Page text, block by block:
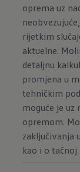
oprema uz
rijetkim
aktuelne.
detaljnu
promjena u
tehničkim
moguće je
opremom.
zaključivanja
kao i o tačnoj